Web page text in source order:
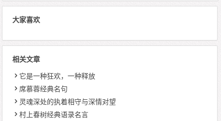
大家喜欢
相关文章
它是一种狂欢，一种释放
席慕蓉经典名句
灵魂深处的执着相守与深情对望
村上春树经典语录名言